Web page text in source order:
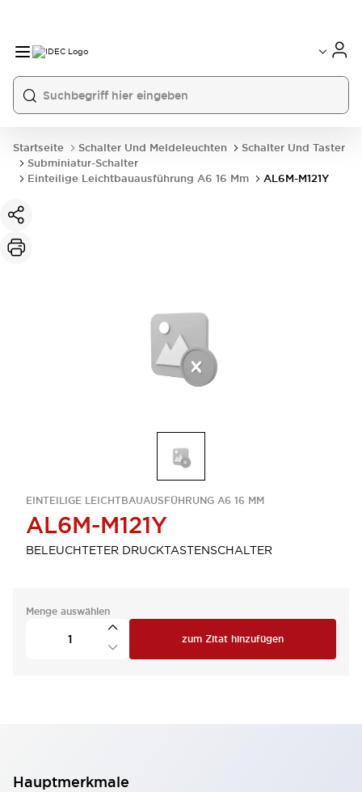
Startseite Schalter Und Meldeleuchten
Schalter Und Taster
Subminiatur-Schalter
Einteilige Leichtbauausführung A6 16 Mm
AL6M-M121Y
EINTEILIGE LEICHTBAUAUSFÜHRUNG A6 16 MM
AL6M-M121Y
BELEUCHTETER DRUCKTASTENSCHALTER
Menge auswählen
zum Zitat hinzufügen
Hauptmerkmale